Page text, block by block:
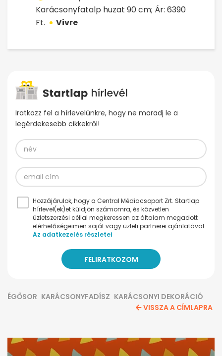
Karácsonyfatalp huzat 90 cm; Ár: 6390
Ft.
Vivre
Iratkozz fel a hírlevelünkre, hogy ne maradj le a
legérdekesebb cikkekről!
Hozzájárulok, hogy a Central Médiacsoport Zrt. Startlap
hírlevel(ek)et küldjön számomra, és közvetlen
üzletszerzési céllal megkeressen az általam megadott
elérhetőségeimen saját vagy üzleti partnerei ajánlatával.
Az adatkezelés részletei
ÉGŐSOR KARÁCSONYFADÍSZ KARÁCSONYI DEKORÁCIÓ
VISSZA A CÍMLAPRA